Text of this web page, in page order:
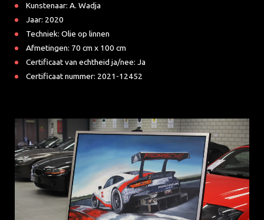
Kunstenaar: A. Wadja
Jaar: 2020
Techniek: Olie op linnen
Afmetingen: 70 cm x 100 cm
Certificaat van echtheid ja/nee: Ja
Certificaat nummer: 2021-12452